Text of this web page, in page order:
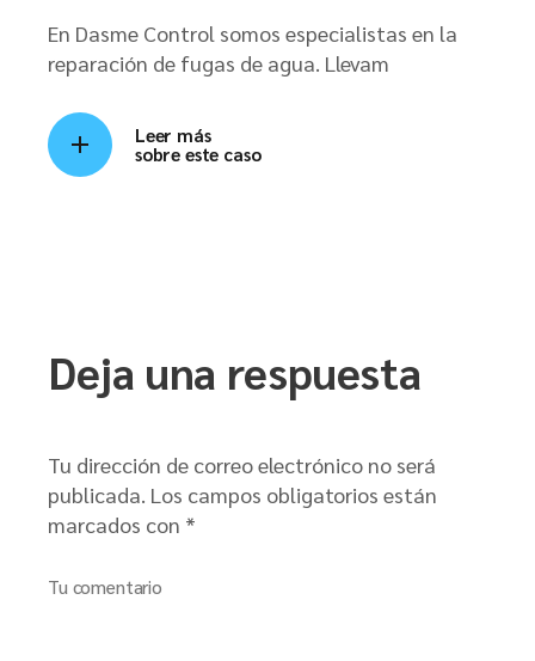
En Dasme Control somos especialistas en la
reparación de fugas de agua. Llevam
Leer más
sobre este caso
Deja una respuesta
Tu dirección de correo electrónico no será
publicada. Los campos obligatorios están
marcados con *
Tu comentario